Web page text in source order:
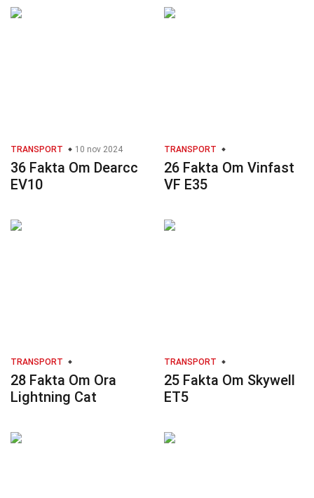
TRANSPORT 10 nov 2024
36 Fakta Om Dearcc
EV10
TRANSPORT
26 Fakta Om Vinfast
VF E35
TRANSPORT
28 Fakta Om Ora
Lightning Cat
TRANSPORT
25 Fakta Om Skywell
ET5